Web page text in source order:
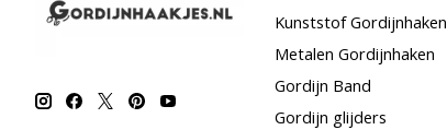
Kunststof Gordijnhaken
Metalen Gordijnhaken
Gordijn Band
Gordijn glijders